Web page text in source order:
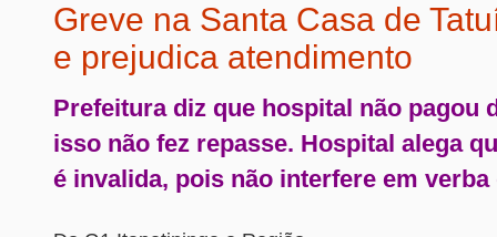
Greve na Santa Casa de
e prejudica atendimento
Prefeitura diz que hospital não pagou
isso não fez repasse. Hospital alega
é invalida, pois não interfere em verba